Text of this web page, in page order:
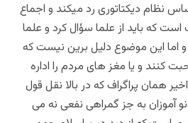
نظام دیکتاتوری رد میکند و اجماع
که باید از علما سؤال کرد و علما
اما این موضوع دلیل برین نیست که
کنند و یا مغز های مردم را اداره
همان پراگراف که در بالا نقل قول
آموزان به جز گمراهی نفعی نه می